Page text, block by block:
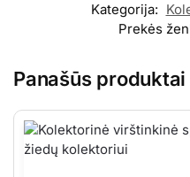
Kategorija:
Prekės
Panašūs produktai